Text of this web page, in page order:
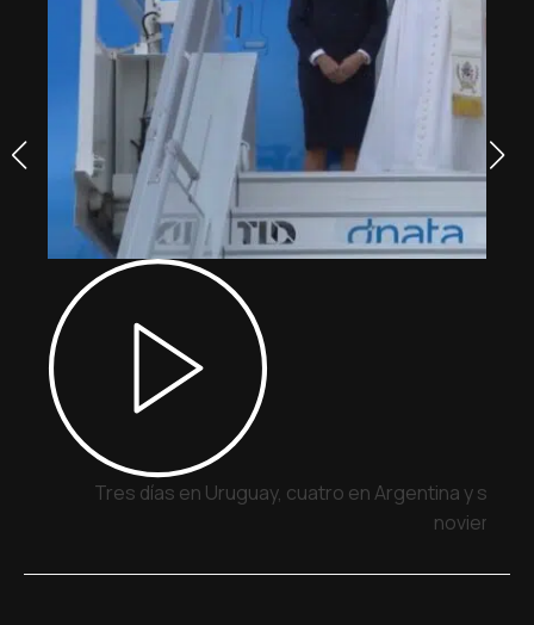
Tres días en Uruguay, cuatro en Argentina y siete
noviembre